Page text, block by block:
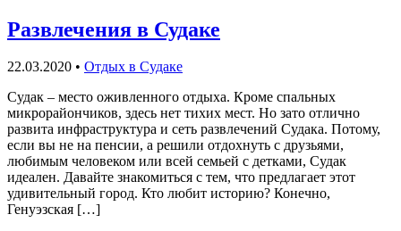
Развлечения в Судаке
22.03.2020 • Отдых в Судаке
Судак – место оживленного отдыха. Кроме спальных
микрорайончиков, здесь нет тихих мест. Но зато отлично
развита инфраструктура и сеть развлечений Судака. Потому,
если вы не на пенсии, а решили отдохнуть с друзьями,
любимым человеком или всей семьей с детками, Судак
идеален. Давайте знакомиться с тем, что предлагает этот
удивительный город. Кто любит историю? Конечно,
Генуэзская […]